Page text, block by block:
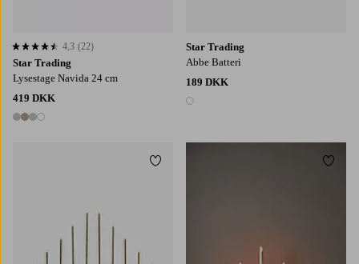
Star Trading
Lysestage Navida 24 cm
419 DKK
4 farver
4,3 baseret på 22 bedømmelser
4,3 (22)
Star Trading
Abbe Batteri
189 DKK
1 farve
Tilføj til favoritter